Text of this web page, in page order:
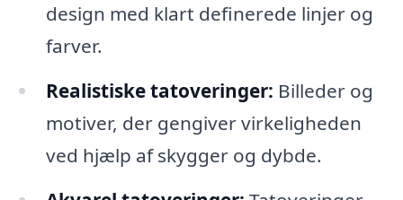
design med klart definerede linjer og
farver.
Realistiske tatoveringer: Billeder og
motiver, der gengiver virkeligheden
ved hjælp af skygger og dybde.